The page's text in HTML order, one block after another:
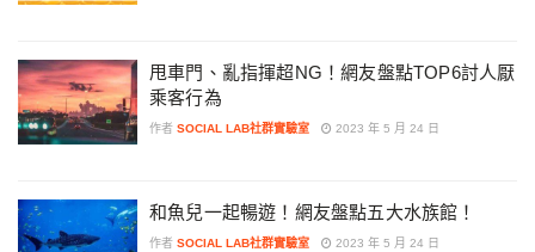
甩車門、亂指揮超NG！網友盤點TOP6討人厭
乘客行為
作者 SOCIAL LAB社群實驗室 2023 年 5 月 24 日
和魚兒一起暢遊！網友盤點五大水族館！
作者 SOCIAL LAB社群實驗室 2023 年 5 月 24 日